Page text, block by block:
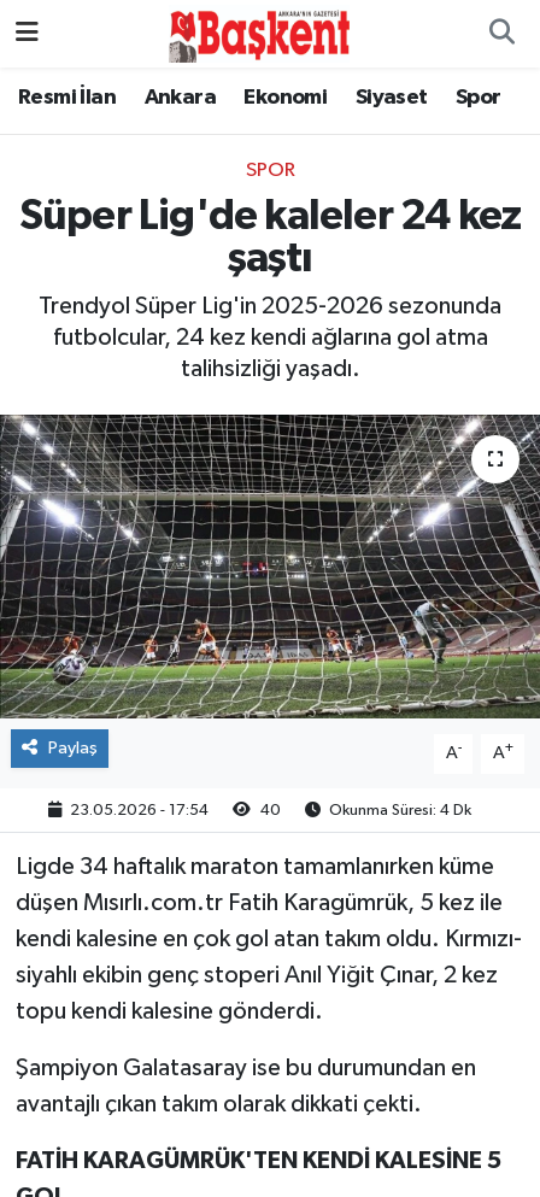
Resmi İlan Ankara Ekonomi Siyaset Spor
SPOR
Süper Lig'de kaleler 24 kez
şaştı
Trendyol Süper Lig'in 2025-2026 sezonunda
futbolcular, 24 kez kendi ağlarına gol atma
talihsizliği yaşadı.
Paylaş A- A+
23.05.2026 - 17:54 40 Okunma Süresi: 4 Dk
Ligde 34 haftalık maraton tamamlanırken küme
düşen Mısırlı.com.tr Fatih Karagümrük, 5 kez ile
kendi kalesine en çok gol atan takım oldu. Kırmızı-
siyahlı ekibin genç stoperi Anıl Yiğit Çınar, 2 kez
topu kendi kalesine gönderdi.
Şampiyon Galatasaray ise bu durumundan en
avantajlı çıkan takım olarak dikkati çekti.
FATİH KARAGÜMRÜK'TEN KENDİ KALESİNE 5